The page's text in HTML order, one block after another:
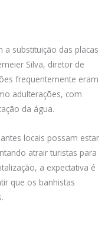
substituição das placas
Silva, diretor de
frequentemente eram
adulterações, com
da água.
locais possam estar
atrair turistas para
a expectativa é
que os banhistas